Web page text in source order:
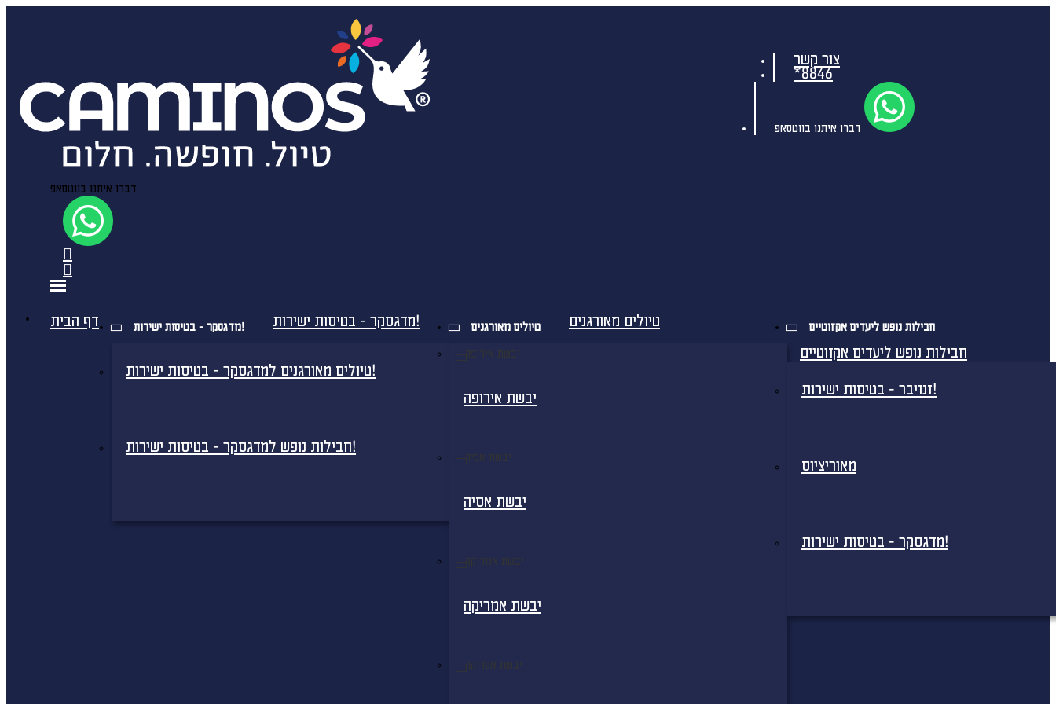
צור קשר
*8846
דברו איתנו בווטסאפ
דברו איתנו בווטסאפ
דף הבית מדגסקר - בטיסות ישירות! מדגסקר - בטיסות ישירות!
טיולים מאורגנים למדגסקר - בטיסות ישירות!
חבילות נופש למדגסקר - בטיסות ישירות!
טיולים מאורגנים טיולים מאורגנים
יבשת אירופה
יבשת אירופה
יבשת אסיה
יבשת אסיה
יבשת אמריקה
יבשת אמריקה
יבשת אפריקה
חבילות נופש ליעדים אקזוטיים
חבילות נופש ליעדים אקזוטיים
זנזיבר - בטיסות ישירות!
מאוריציוס
מדגסקר - בטיסות ישירות!